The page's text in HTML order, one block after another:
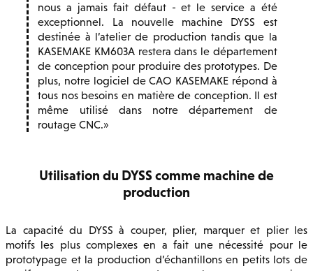
nous a jamais fait défaut - et le service a été
exceptionnel. La nouvelle machine DYSS est
destinée à l’atelier de production tandis que la
KASEMAKE KM603A restera dans le département
de conception pour produire des prototypes. De
plus, notre logiciel de CAO KASEMAKE répond à
tous nos besoins en matière de conception. Il est
même utilisé dans notre département de
routage CNC.
Utilisation du DYSS comme machine de
production
La capacité du DYSS à couper, plier, marquer et plier les
motifs les plus complexes en a fait une nécessité pour le
prototypage et la production d’échantillons en petits lots de